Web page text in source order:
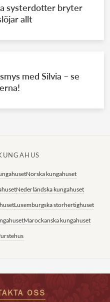
systerdotter bryter
allt
med Silvia – se
Norska kungahuset
Nederländska kungahuset
Luxemburgska storhertighuset
Marockanska kungahuset
OSS